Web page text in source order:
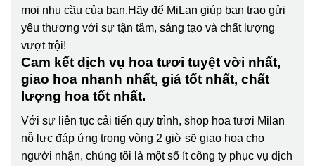
mọi nhu cầu của bạn.Hãy để MiLan giúp bạn trao gửi
yêu thương với sự tận tâm, sáng tạo và chất lượng
vượt trội!
Cam kết dịch vụ hoa tươi tuyệt vời nhất,
giao hoa nhanh nhất, giá tốt nhất, chất
lượng hoa tốt nhất.
Với sự liên tục cải tiến quy trình, shop hoa tươi Milan
nỗ lực đáp ứng trong vòng 2 giờ sẽ giao hoa cho
người nhận, chúng tôi là một số ít công ty phục vụ dịch